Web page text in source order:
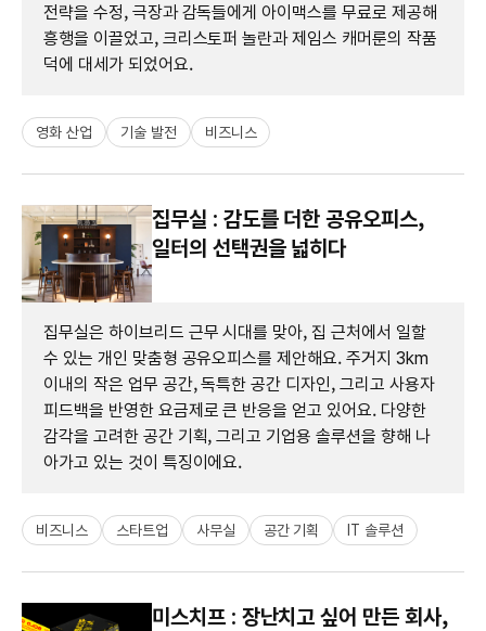
전략을 수정, 극장과 감독들에게 아이맥스를 무료로 제공해
흥행을 이끌었고, 크리스토퍼 놀란과 제임스 캐머룬의 작품
덕에 대세가 되었어요.
영화 산업 기술 발전 비즈니스
집무실 : 감도를 더한 공유오피스,
일터의 선택권을 넓히다
집무실은 하이브리드 근무 시대를 맞아, 집 근처에서 일할
수 있는 개인 맞춤형 공유오피스를 제안해요. 주거지 3km
이내의 작은 업무 공간, 독특한 공간 디자인, 그리고 사용자
피드백을 반영한 요금제로 큰 반응을 얻고 있어요. 다양한
감각을 고려한 공간 기획, 그리고 기업용 솔루션을 향해 나
아가고 있는 것이 특징이에요.
비즈니스 스타트업 사무실 공간 기획 IT 솔루션
미스치프 : 장난치고 싶어 만든 회사,